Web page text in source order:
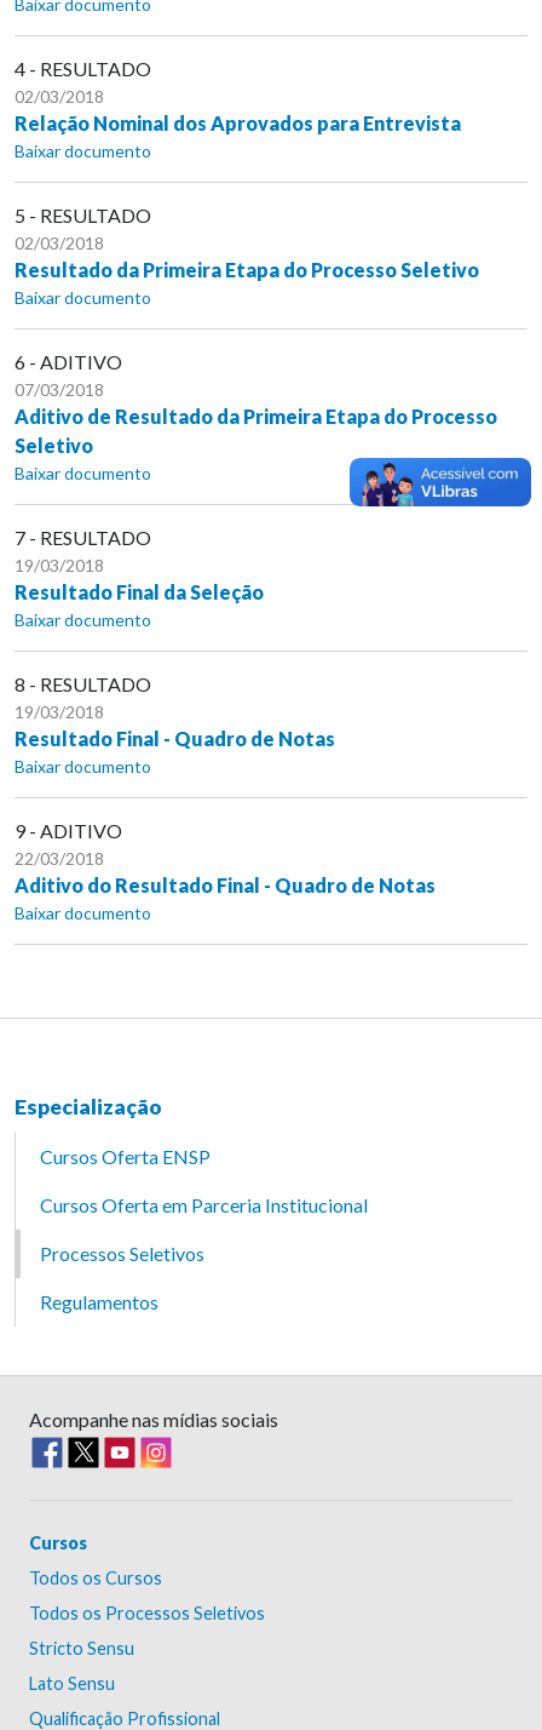
4 - RESULTADO
02/03/2018
Relação Nominal dos Aprovados para Entrevista
Baixar documento
5 - RESULTADO
02/03/2018
Resultado da Primeira Etapa do Processo Seletivo
Baixar documento
6 - ADITIVO
07/03/2018
Aditivo de Resultado da Primeira Etapa do Processo
Seletivo
Baixar documento
7 - RESULTADO
19/03/2018
Resultado Final da Seleção
Baixar documento
8 - RESULTADO
19/03/2018
Resultado Final - Quadro de Notas
Baixar documento
9 - ADITIVO
22/03/2018
Aditivo do Resultado Final - Quadro de Notas
Baixar documento
Especialização
Cursos Oferta ENSP
Cursos Oferta em Parceria Institucional
Processos Seletivos
Regulamentos
Acompanhe nas mídias sociais
Cursos
Todos os Cursos
Todos os Processos Seletivos
Stricto Sensu
Lato Sensu
Qualificação Profissional